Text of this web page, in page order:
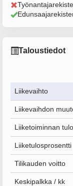
Taloustiedot
Liikevaihto
Liikevaihdon
Liiketoiminnan
Liiketulosprosentti
Tilikauden voitto
Keskipalkka / kk